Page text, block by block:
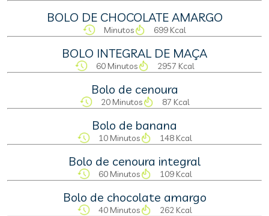
BOLO DE CHOCOLATE AMARGO
Minutos 699 Kcal
BOLO INTEGRAL DE MAÇA
60 Minutos 2957 Kcal
Bolo de cenoura
20 Minutos 87 Kcal
Bolo de banana
10 Minutos 148 Kcal
Bolo de cenoura integral
60 Minutos 109 Kcal
Bolo de chocolate amargo
40 Minutos 262 Kcal